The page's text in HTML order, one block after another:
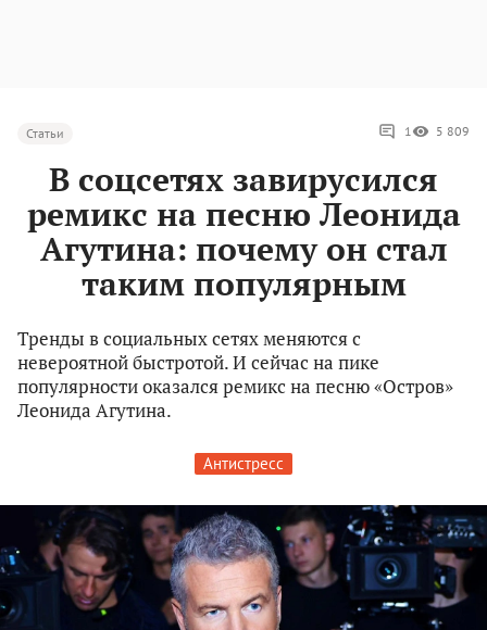
Статьи 1 5 809
В соцсетях завирусился
ремикс на песню Леонида
Агутина: почему он стал
таким популярным
Тренды в социальных сетях меняются с
невероятной быстротой. И сейчас на пике
популярности оказался ремикс на песню «Остров»
Леонида Агутина.
Антистресс